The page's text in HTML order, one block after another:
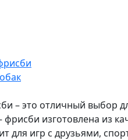
– это отличный выбор
изготовлена из
для игр с друзьями,